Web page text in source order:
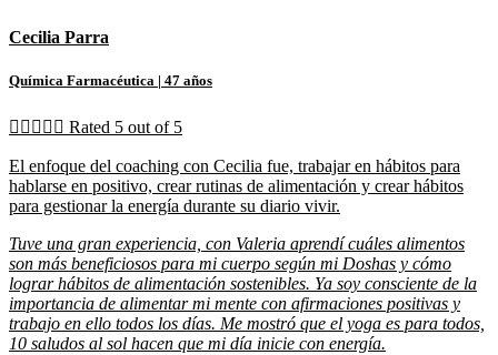
Cecilia Parra
Química Farmacéutica | 47 años
     Rated 5 out of 5
El enfoque del coaching con Cecilia fue, trabajar en hábitos para
hablarse en positivo, crear rutinas de alimentación y crear hábitos
para gestionar la energía durante su diario vivir.
Tuve una gran experiencia, con Valeria aprendí cuáles alimentos
son más beneficiosos para mi cuerpo según mi Doshas y cómo
lograr hábitos de alimentación sostenibles. Ya soy consciente de la
importancia de alimentar mi mente con afirmaciones positivas y
trabajo en ello todos los días. Me mostró que el yoga es para todos,
10 saludos al sol hacen que mi día inicie con energía.